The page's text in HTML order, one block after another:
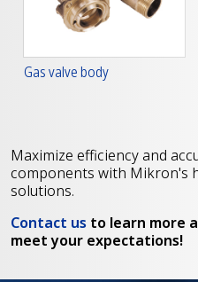
Gas valve body
Maximize efficiency and
components with Mikron's
solutions.
Contact us to learn more
meet your expectations!